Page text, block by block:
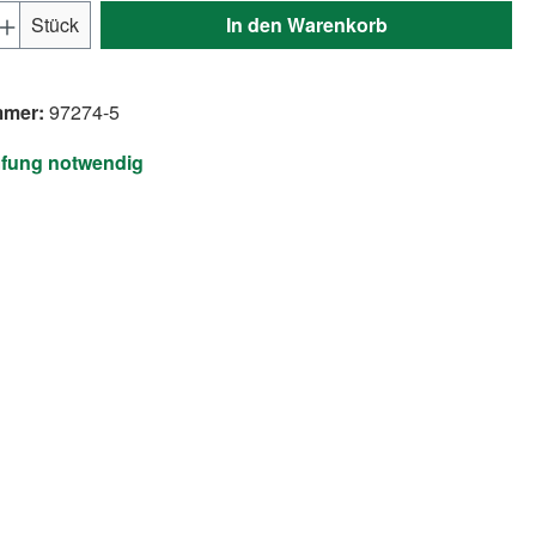
Gib den gewünschten Wert ein
Stück In den Warenkorb
97274-5
notwendig